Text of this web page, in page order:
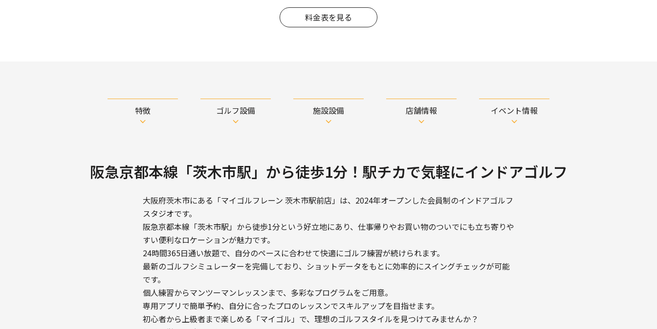
料金表を見る
特徴 ゴルフ設備 施設設備 店舗情報 イベント情報
阪急京都本線「茨木市駅」から徒歩1分！駅チカで気軽にインドアゴルフ
大阪府茨木市にある「マイゴルフレーン 茨木市駅前店」は、2024年オープンした会員制のインドアゴルフ
スタジオです。
阪急京都本線「茨木市駅」から徒歩1分という好立地にあり、仕事帰りやお買い物のついでにも立ち寄りや
すい便利なロケーションが魅力です。
24時間365日通い放題で、自分のペースに合わせて快適にゴルフ練習が続けられます。
最新のゴルフシミュレーターを完備しており、ショットデータをもとに効率的にスイングチェックが可能
です。
個人練習からマンツーマンレッスンまで、多彩なプログラムをご用意。
専用アプリで簡単予約、自分に合ったプロのレッスンでスキルアップを目指せます。
初心者から上級者まで楽しめる「マイゴル」で、理想のゴルフスタイルを見つけてみませんか？